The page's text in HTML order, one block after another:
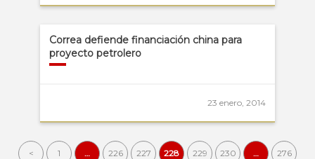
Correa defiende financiación china para
proyecto petrolero
23 enero, 2014
< 1 … 226 227 228 229 230 … 276